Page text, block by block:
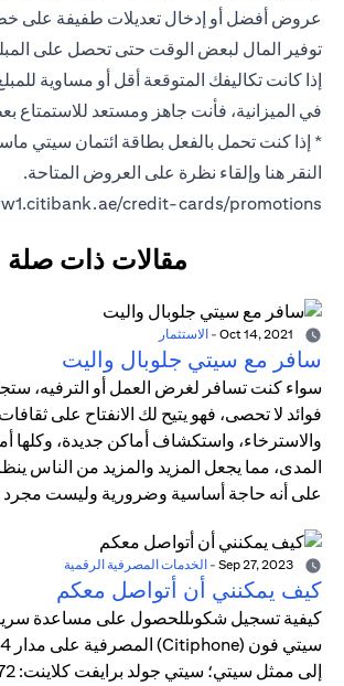
عروض أفضل أو إدخال تعديلات طفيفة على
توفير المال لبعض الوقت حتى تحصل على
إذا كانت تكاليفك المتوقعة أقل أو مساوية
في الميزانية، فأنت جاهز ومستعد للاستمتاع
* إذا كنت تحمل بالفعل بطاقة ائتمان سيتي
النقر هنا وإلقاء نظرة على العروض المتاحة.
credit-cards/promotions
مقالات ذات صلة
- الاستثمار
سافر مع سيتي جلوبال واليت
سواء كنت تسافر لغرض العمل أو الترفيه،
فوائد لا تحصى، فهو يتيح لك الانفتاح على
والاسترخاء، واستكشاف أماكن جديدة، وكلها
المدى، مما يجعل المزيد والمزيد من الناس
على أنه حاجة أساسية وضرورية وليست مجرد
- الخدمات المصرفية الرقمية
كيف يمكنني أن أتواصل معكم
كيفية تسجيل شكوىللحصول على مساعدة